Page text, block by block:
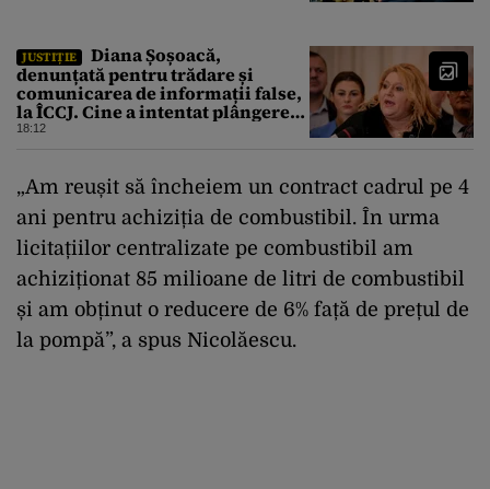
JUSTIȚIE
Diana Șoșoacă,
denunțată pentru trădare și
comunicarea de informații false,
la ÎCCJ. Cine a intentat plângerea
penală
18:12
„Am reușit să încheiem un contract cadrul pe 4
ani pentru achiziția de combustibil. În urma
licitațiilor centralizate pe combustibil am
achiziționat 85 milioane de litri de combustibil
și am obținut o reducere de 6% față de prețul de
la pompă”, a spus Nicolăescu.